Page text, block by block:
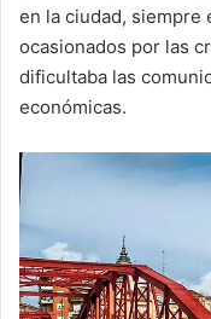
en la ciudad, siempre
ocasionados por las
dificultaba las
económicas.